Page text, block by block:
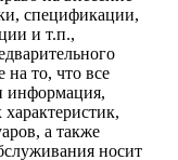
спецификации,
и т.п.,
то, что все
информация,
а также
носит